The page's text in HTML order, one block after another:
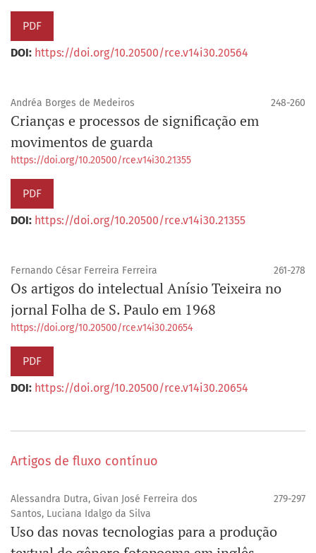
PDF
DOI: https://doi.org/10.20500/rce.v14i30.20564
Andréa Borges de Medeiros 248-260
Crianças e processos de significação em
movimentos de guarda
https://doi.org/10.20500/rce.v14i30.21355
PDF
DOI: https://doi.org/10.20500/rce.v14i30.21355
Fernando César Ferreira Ferreira 261-278
Os artigos do intelectual Anísio Teixeira no
jornal Folha de S. Paulo em 1968
https://doi.org/10.20500/rce.v14i30.20654
PDF
DOI: https://doi.org/10.20500/rce.v14i30.20654
Artigos de fluxo contínuo
Alessandra Dutra, Givan José Ferreira dos
Santos, Luciana Idalgo da Silva
279-297
Uso das novas tecnologias para a produção